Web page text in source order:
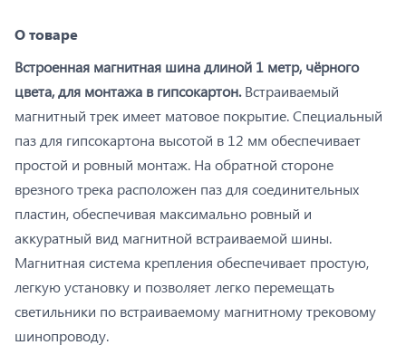
О товаре
Встроенная магнитная шина длиной 1 метр, чёрного
цвета, для монтажа в гипсокартон.Встраиваемый
магнитный трек имеет матовое покрытие. Специальный
паз для гипсокартона высотой в 12 мм обеспечивает
простой и ровный монтаж. На обратной стороне
врезного трека расположен паз для соединительных
пластин, обеспечивая максимально ровный и
аккуратный вид магнитной встраиваемой шины.
Магнитная система крепления обеспечивает простую,
легкую установку и позволяет легко перемещать
светильники по встраиваемому магнитному трековому
шинопроводу.